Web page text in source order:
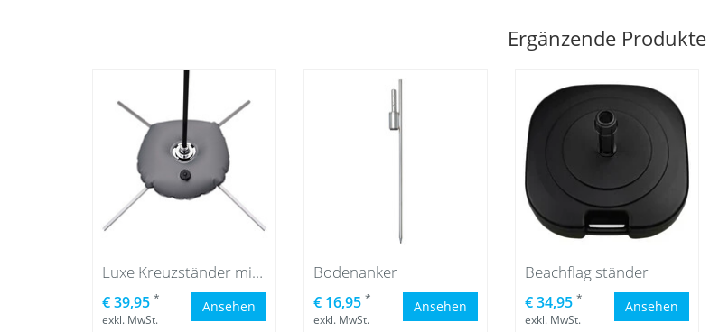
Ergänzende Produkte
Luxe Kreuzständer mit grauer Wassersack
€ 39,95 *
exkl. MwSt.
Ansehen
Bodenanker
€ 16,95 *
exkl. MwSt.
Ansehen
Beachflag ständer
€ 34,95 *
exkl. MwSt.
Ansehen